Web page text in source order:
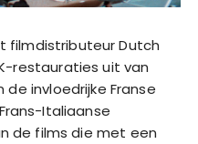
filmdistributeur Dutch
restauraties uit van
invloedrijke Franse
Italiaanse
de films die met een